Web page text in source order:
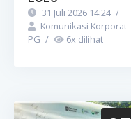
31 Juli 2026 14:24 /
Komunikasi Korporat
PG / 6x dilihat